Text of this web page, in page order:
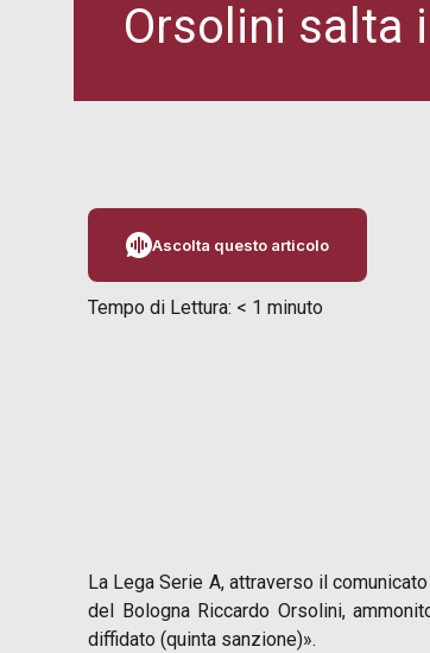
Orsolini salta
Ascolta questo articolo
Tempo di Lettura: < 1 minuto
La Lega Serie A, attraverso il
del Bologna Riccardo Orsolini,
diffidato (quinta sanzione)».